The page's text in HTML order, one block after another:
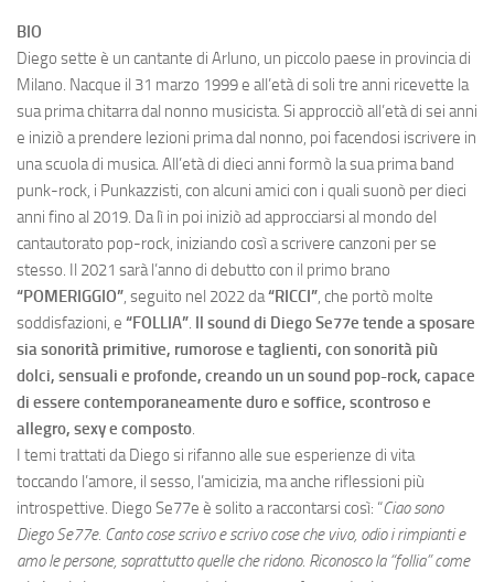
BIO
Diego sette è un cantante di Arluno, un piccolo paese in provincia di
Milano. Nacque il 31 marzo 1999 e all’età di soli tre anni ricevette la
sua prima chitarra dal nonno musicista. Si approcciò all’età di sei anni
e iniziò a prendere lezioni prima dal nonno, poi facendosi iscrivere in
una scuola di musica. All’età di dieci anni formò la sua prima band
punk-rock, i Punkazzisti, con alcuni amici con i quali suonò per dieci
anni fino al 2019. Da lì in poi iniziò ad approcciarsi al mondo del
cantautorato pop-rock, iniziando così a scrivere canzoni per se
stesso. Il 2021 sarà l’anno di debutto con il primo brano
“POMERIGGIO”, seguito nel 2022 da“RICCI”, che portò molte
soddisfazioni, e “FOLLIA”. Il sound di Diego Se77e tende a sposare
sia sonorità primitive, rumorose e taglienti, con sonorità più
dolci, sensuali e profonde, creando un un sound pop-rock, capace
di essere contemporaneamente duro e soffice, scontroso e
allegro, sexy e composto.
I temi trattati da Diego si rifanno alle sue esperienze di vita
toccando l’amore, il sesso, l’amicizia, ma anche riflessioni più
introspettive. Diego Se77e è solito a raccontarsi così: “Ciao sono
Diego Se77e. Canto cose scrivo e scrivo cose che vivo, odio i rimpianti e
amo le persone, soprattutto quelle che ridono. Riconosco la “follia” come